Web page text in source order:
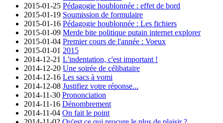
2015-01-25 Pédagogie houblonnée : effet de bord
2015-01-19 Soumission de formulaire
2015-01-16 Pédagogie houblonnée : Les fichiers
2015-01-09 Merde bite politique putain internet explorer
2015-01-04 Premier cours de l'année : Voeux
2015-01-01 2015
2014-12-21 L'indentation, c'est important !
2014-12-20 Une soirée de célibataire
2014-12-16 Les sacs à vomi
2014-12-08 Justifiez votre réponse...
2014-11-30 Prononciation
2014-11-16 Dénombrement
2014-11-04 On fait le point